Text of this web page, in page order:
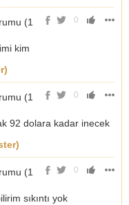
0
(1
kim
0
(1
92 dolara kadar inecek
0
(1
sıkıntı yok